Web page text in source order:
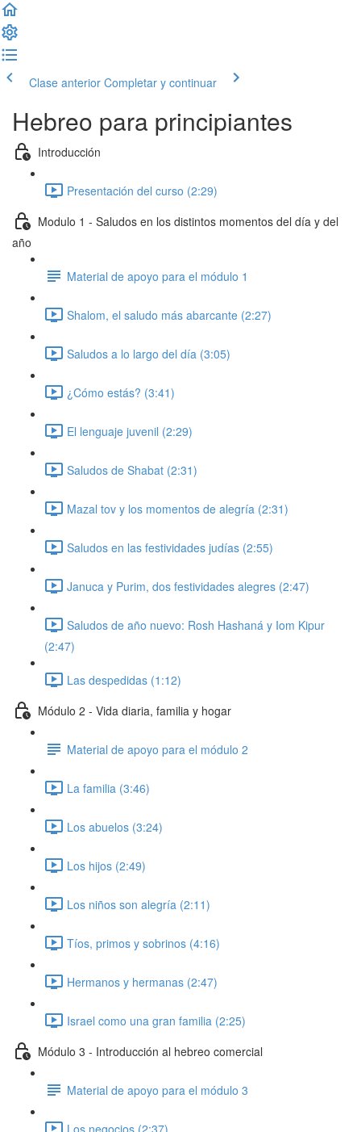
Clase anterior Completar y continuar
Hebreo para principiantes
Introducción
Presentación del curso (2:29)
Modulo 1 - Saludos en los distintos momentos del día y del
año
Material de apoyo para el módulo 1
Shalom, el saludo más abarcante (2:27)
Saludos a lo largo del día (3:05)
¿Cómo estás? (3:41)
El lenguaje juvenil (2:29)
Saludos de Shabat (2:31)
Mazal tov y los momentos de alegría (2:31)
Saludos en las festividades judías (2:55)
Januca y Purim, dos festividades alegres (2:47)
Saludos de año nuevo: Rosh Hashaná y Iom Kipur
(2:47)
Las despedidas (1:12)
Módulo 2 - Vida diaria, familia y hogar
Material de apoyo para el módulo 2
La familia (3:46)
Los abuelos (3:24)
Los hijos (2:49)
Los niños son alegría (2:11)
Tíos, primos y sobrinos (4:16)
Hermanos y hermanas (2:47)
Israel como una gran familia (2:25)
Módulo 3 - Introducción al hebreo comercial
Material de apoyo para el módulo 3
Los negocios (2:37)